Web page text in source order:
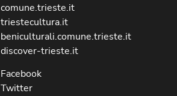
comune.trieste.it
triestecultura.it
beniculturali.comune.trieste.it
discover-trieste.it
Facebook
Twitter